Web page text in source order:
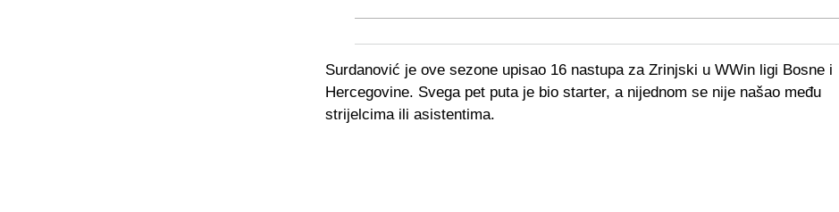
Surdanović je ove sezone upisao 16 nastupa za Zrinjski u WWin ligi Bosne i
Hercegovine. Svega pet puta je bio starter, a nijednom se nije našao među
strijelcima ili asistentima.